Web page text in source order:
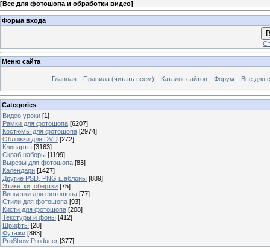
[Все для фотошопа и обработки видео]
Форма входа
Меню сайта
Главная Правила (читать всем) Каталог сайтов Форум Все для
Categories
Видео уроки [1]
Рамки для фотошопа [6207]
Костюмы для фотошопа [2974]
Обложки для DVD [272]
Клипарты [3163]
Скраб наборы [1199]
Вырезы для фотошопа [83]
Календари [1427]
Другие PSD, PNG шаблоны [889]
Этикетки, обертки [75]
Виньетки для фотошопа [77]
Стили для фотошопа [93]
Кисти для фотошопа [208]
Текстуры и фоны [412]
Шрифты [28]
Футажи [863]
ProShow Producer [377]